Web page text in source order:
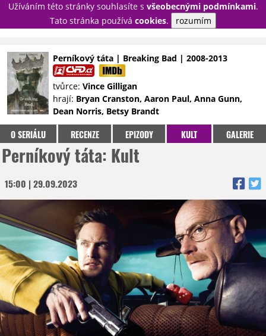
Užíváním této stránky souhlasíte s všeobecnými podmínkami.
Tato stránka používá cookies. rozumím
PŘIHLÁSIT
NOVINKY
TÉMATA
RECENZE
EPIZODY
KULT
TRAILERY
GALERIE
DISKUZE
STATISTIKY
TIRÁŽ
Perníkový táta | Breaking Bad | 2008-2013
tvůrce: Vince Gilligan
hrají: Bryan Cranston, Aaron Paul, Anna Gunn,
Dean Norris, Betsy Brandt
O SERIÁLU RECENZE EPIZODY KULT GALERIE
Perníkový táta: Kult
15:00 | 29.09.2023